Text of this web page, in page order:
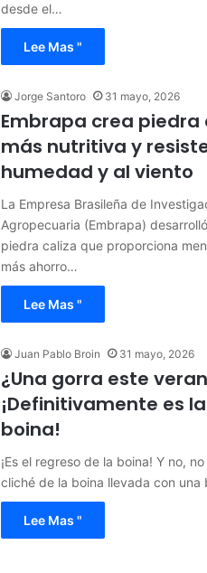
desde el…
Lee Mas "
Jorge Santoro 31 mayo, 2026
Embrapa crea piedra
más nutritiva y
humedad y al viento
La Empresa Brasileña de
Agropecuaria (Embrapa)
piedra caliza que proporciona
más ahorro…
Lee Mas "
Juan Pablo Broin 31 mayo, 2026
¿Una gorra este
¡Definitivamente es
boina!
¡Es el regreso de la boina! Y no,
cliché de la boina llevada con
Lee Mas "